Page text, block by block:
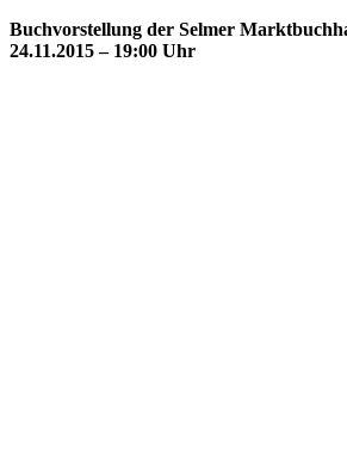
Buchvorstellung der Selmer
24.11.2015 – 19:00 Uhr